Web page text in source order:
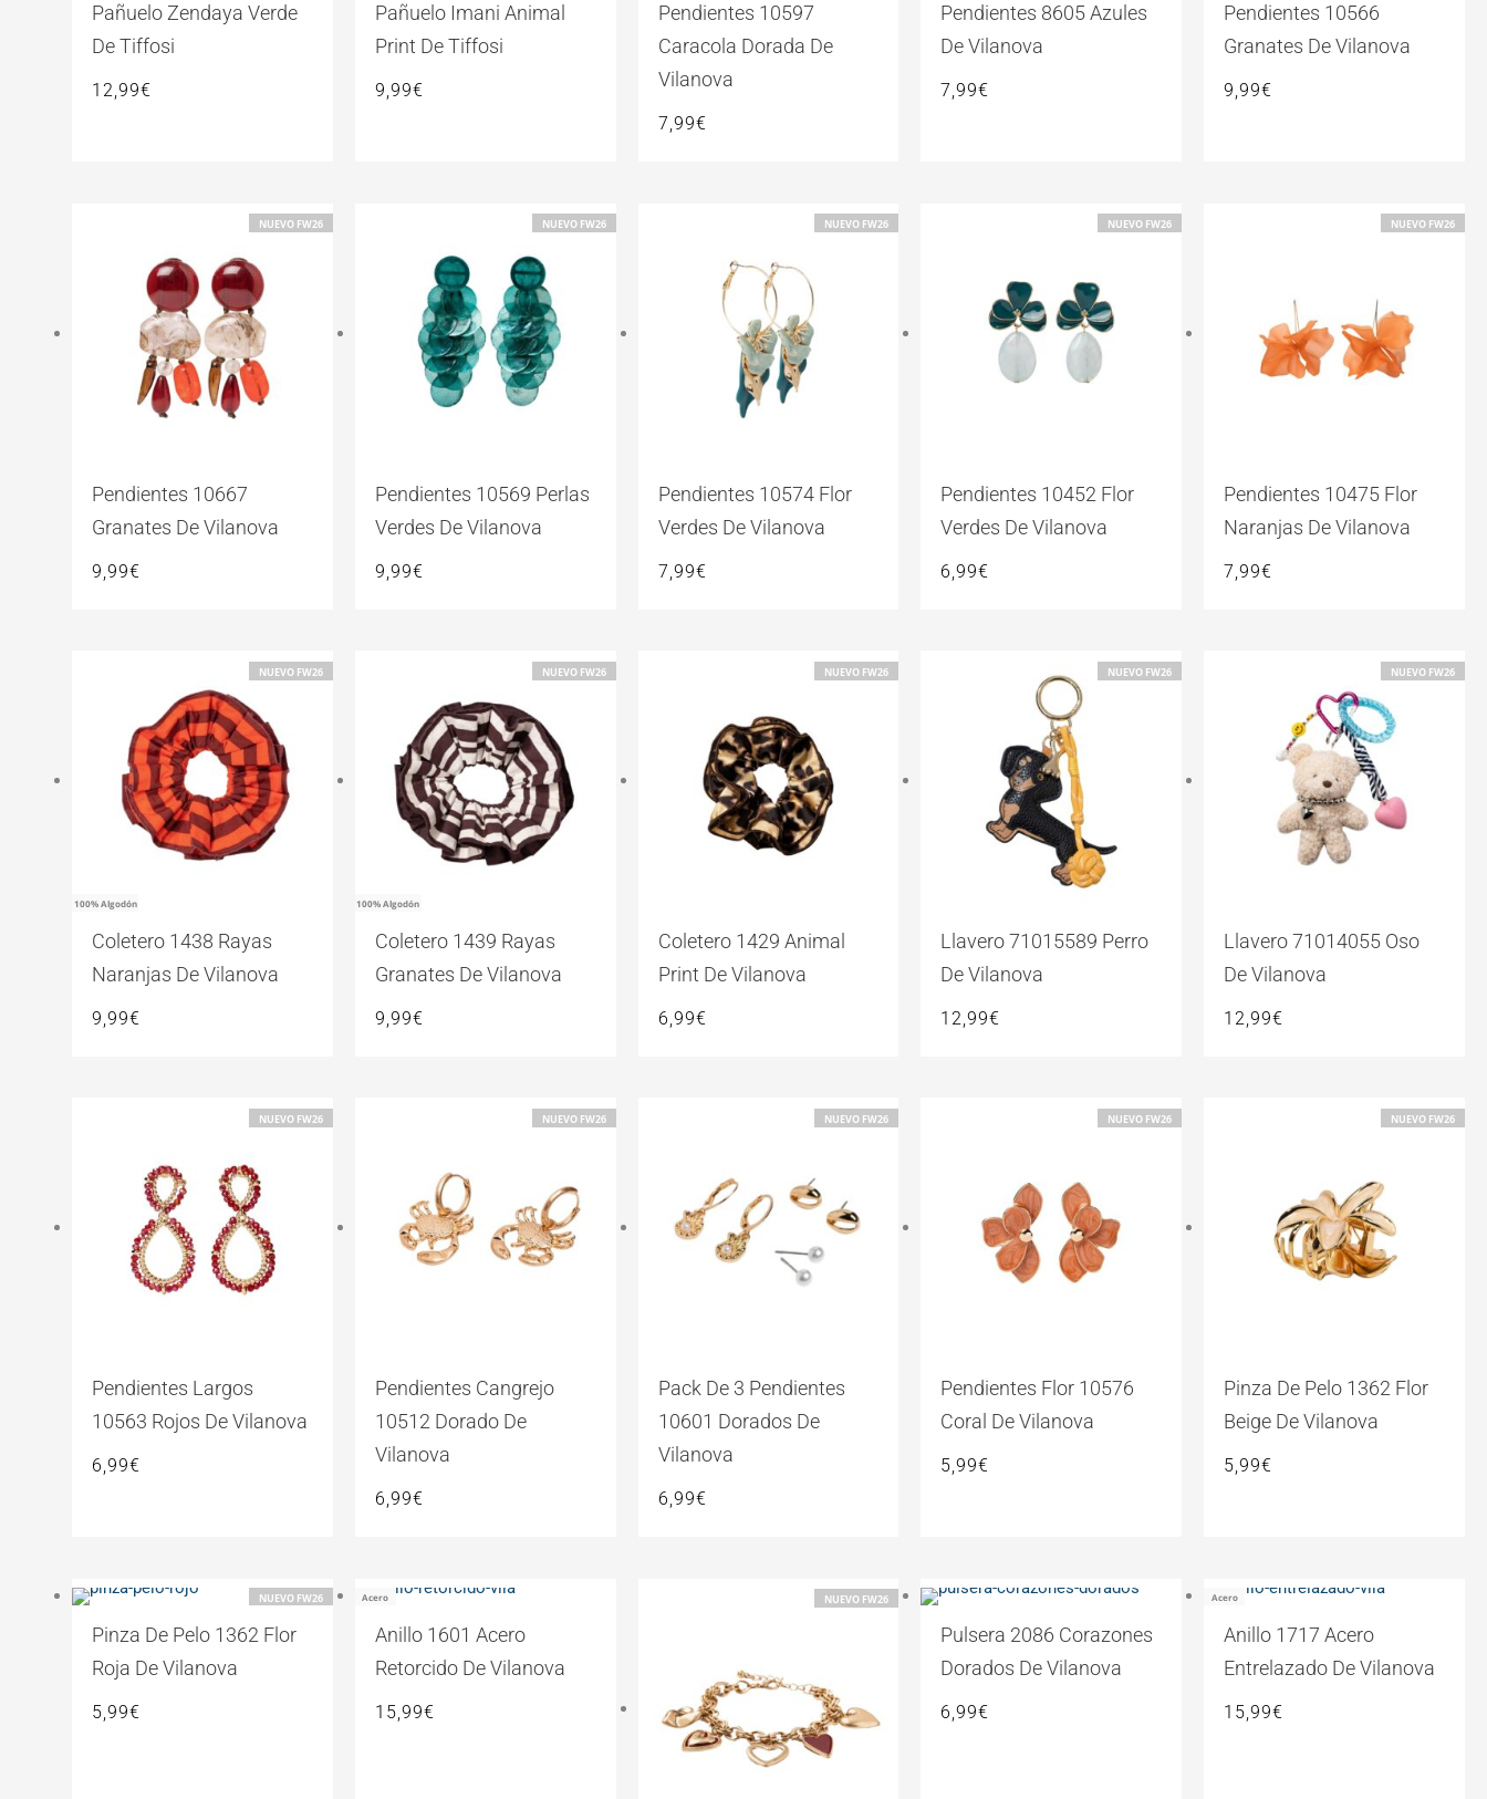
Pañuelo Zendaya Verde
De Tiffosi
12,99€
Pañuelo Imani Animal
Print De Tiffosi
9,99€
Pendientes 10597
Caracola Dorada De
Vilanova
7,99€
Pendientes 8605 Azules
De Vilanova
7,99€
Pendientes 10566
Granates De Vilanova
9,99€
NUEVO FW26
Pendientes 10667
Granates De Vilanova
9,99€
NUEVO FW26
Pendientes 10569 Perlas
Verdes De Vilanova
9,99€
NUEVO FW26
Pendientes 10574 Flor
Verdes De Vilanova
7,99€
NUEVO FW26
Pendientes 10452 Flor
Verdes De Vilanova
6,99€
NUEVO FW26
Pendientes 10475 Flor
Naranjas De Vilanova
7,99€
NUEVO FW26
100% Algodón
Coletero 1438 Rayas
Naranjas De Vilanova
9,99€
NUEVO FW26
100% Algodón
Coletero 1439 Rayas
Granates De Vilanova
9,99€
NUEVO FW26
Coletero 1429 Animal
Print De Vilanova
6,99€
NUEVO FW26
Llavero 71015589 Perro
De Vilanova
12,99€
NUEVO FW26
Llavero 71014055 Oso
De Vilanova
12,99€
NUEVO FW26
Pendientes Largos
10563 Rojos De Vilanova
6,99€
NUEVO FW26
Pendientes Cangrejo
10512 Dorado De
Vilanova
6,99€
NUEVO FW26
Pack De 3 Pendientes
10601 Dorados De
Vilanova
6,99€
NUEVO FW26
Pendientes Flor 10576
Coral De Vilanova
5,99€
NUEVO FW26
Pinza De Pelo 1362 Flor
Beige De Vilanova
5,99€
NUEVO FW26
Pinza De Pelo 1362 Flor
Roja De Vilanova
5,99€
Acero
Anillo 1601 Acero
Retorcido De Vilanova
15,99€
NUEVO FW26
Pulsera 2086 Corazones
Dorados De Vilanova
6,99€
Acero
Anillo 1717 Acero
Entrelazado De Vilanova
15,99€